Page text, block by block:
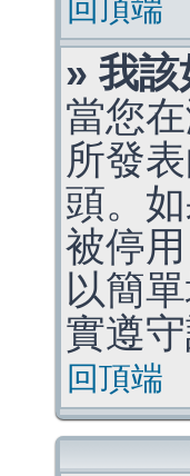
回頂端
» 我
當您
所發
頭。
被停
以簡
實遵
回頂端